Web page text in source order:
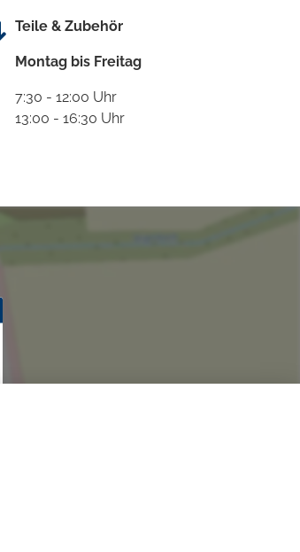
Teile & Zubehör
Montag bis Freitag
7:30 - 12:00 Uhr
13:00 - 16:30 Uhr